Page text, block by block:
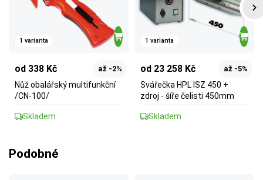
1 varianta
od 338 Kč až -2%
Nůž obalářský multifunkční
/CN-100/
Skladem
1 varianta
od 23 258 Kč až -5%
Svářečka HPL ISZ 450 +
zdroj - šíře čelisti 450mm
Skladem
Podobné